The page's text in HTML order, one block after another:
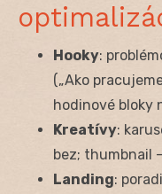
Hooky:
(„Ako
hodinové bloky
Kreatívy:
bez; thumbnail
Landing: